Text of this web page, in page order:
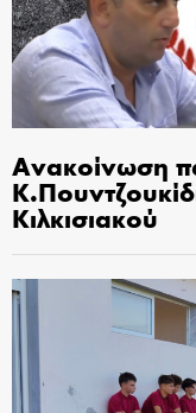
Ανακοίνωση
Κιλκισιακού